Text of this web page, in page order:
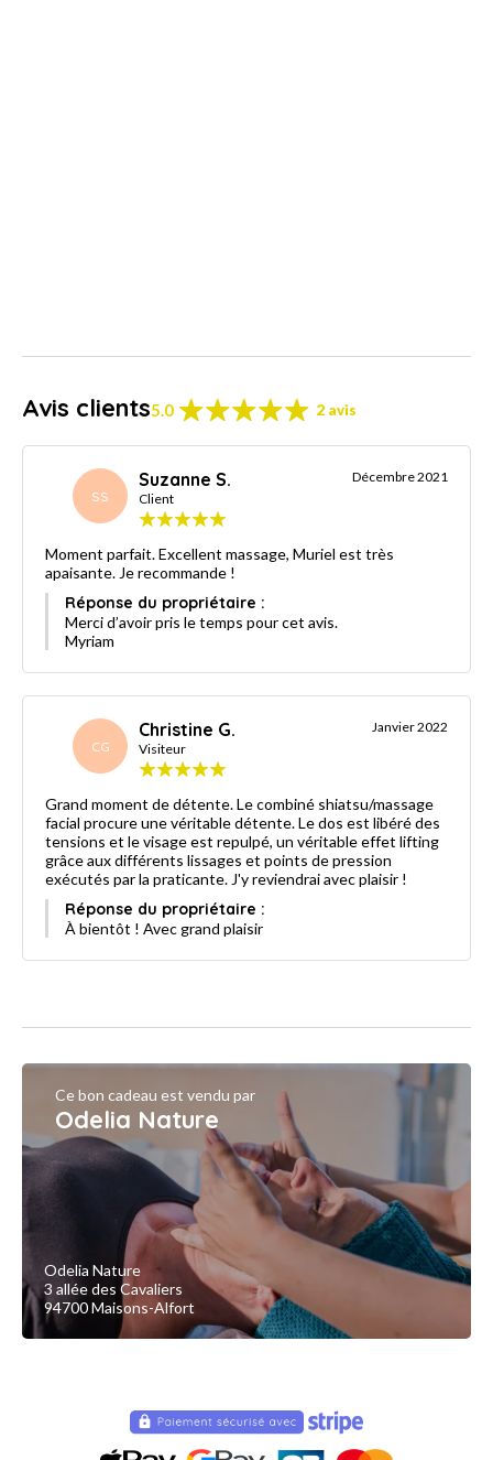
Avis clients5.0 2 avis
SS
Suzanne S.
Client
Décembre 2021
Moment parfait. Excellent massage, Muriel est très
apaisante. Je recommande !
Réponse du propriétaire :
Merci d’avoir pris le temps pour cet avis.
Myriam
CG
Christine G.
Visiteur
Janvier 2022
Grand moment de détente. Le combiné shiatsu/massage
facial procure une véritable détente. Le dos est libéré des
tensions et le visage est repulpé, un véritable effet lifting
grâce aux différents lissages et points de pression
exécutés par la praticante. J'y reviendrai avec plaisir !
Réponse du propriétaire :
À bientôt ! Avec grand plaisir
Ce bon cadeau est vendu par
Odelia Nature
Odelia Nature
3 allée des Cavaliers
94700 Maisons-Alfort